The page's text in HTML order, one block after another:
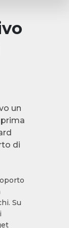
un
di
Su